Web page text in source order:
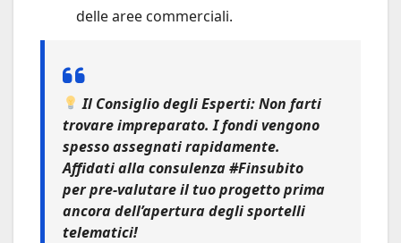
delle aree commerciali.
Il Consiglio degli Esperti:Non farti
trovare impreparato. I fondi vengono
spesso assegnati rapidamente.
Affidati allaconsulenza #Finsubito
per pre-valutare il tuo progetto prima
ancora dell’apertura degli sportelli
telematici!